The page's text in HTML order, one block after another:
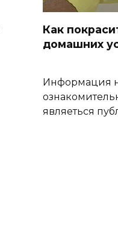
Как
домашних
Информация
являеться